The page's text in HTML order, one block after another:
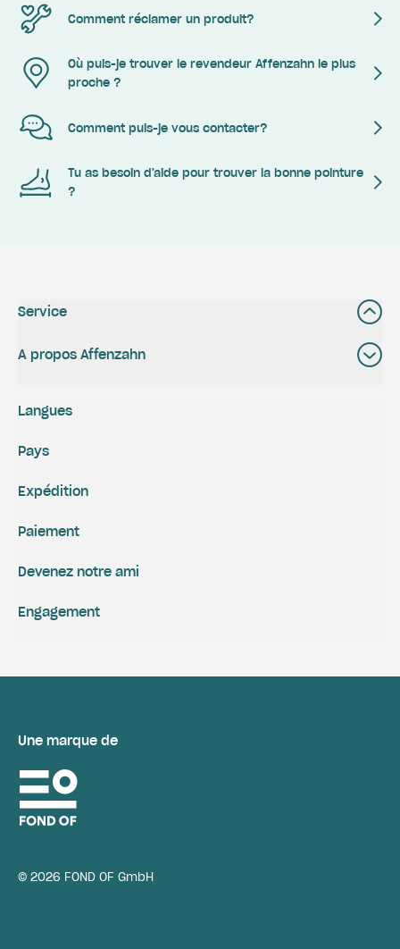
Comment réclamer un produit?
Où puis-je trouver le revendeur Affenzahn le plus
proche ?
Comment puis-je vous contacter?
Tu as besoin d'aide pour trouver la bonne pointure
?
Service
A propos Affenzahn
Expédition
Paiement
Engagement
Devenez notre ami
Langues
Pays
Une marque de
© 2026 FOND OF GmbH